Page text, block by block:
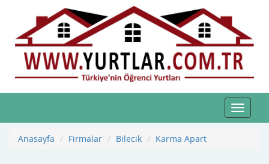
Toggle
Anasayfa
Firmalar Bilecik Karma Apart